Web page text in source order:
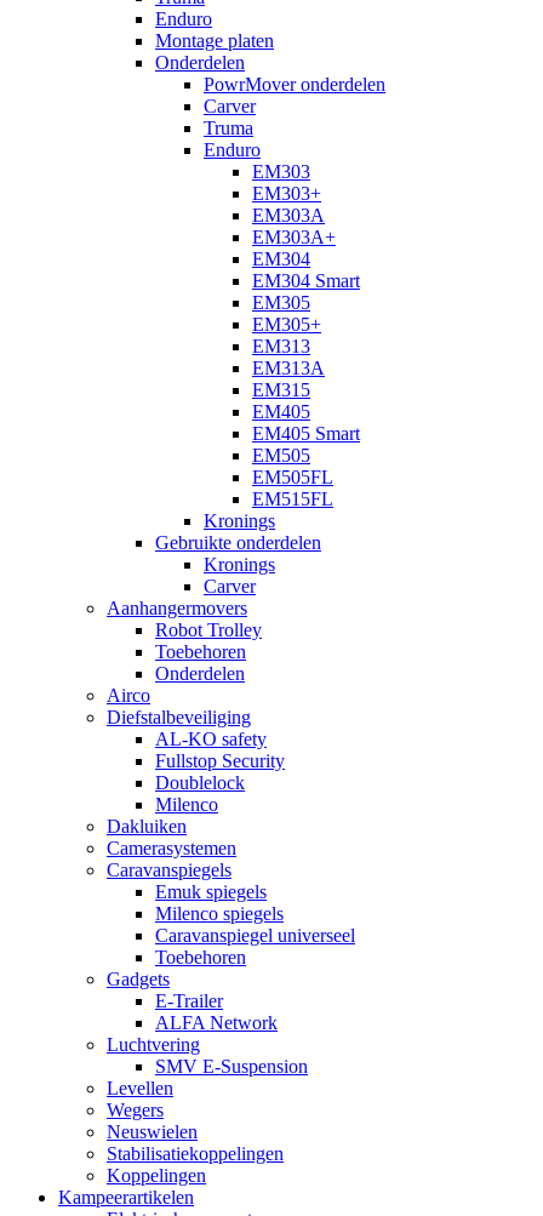
Enduro
Montage platen
Onderdelen
PowrMover onderdelen
Carver
Truma
Enduro
EM303
EM303+
EM303A
EM303A+
EM304
EM304 Smart
EM305
EM305+
EM313
EM313A
EM315
EM405
EM405 Smart
EM505
EM505FL
EM515FL
Kronings
Gebruikte onderdelen
Kronings
Carver
Aanhangermovers
Robot Trolley
Toebehoren
Onderdelen
Airco
Diefstalbeveiliging
AL-KO safety
Fullstop Security
Doublelock
Milenco
Dakluiken
Camerasystemen
Caravanspiegels
Emuk spiegels
Milenco spiegels
Caravanspiegel universeel
Toebehoren
Gadgets
E-Trailer
ALFA Network
Luchtvering
SMV E-Suspension
Levellen
Wegers
Neuswielen
Stabilisatiekoppelingen
Koppelingen
Kampeerartikelen